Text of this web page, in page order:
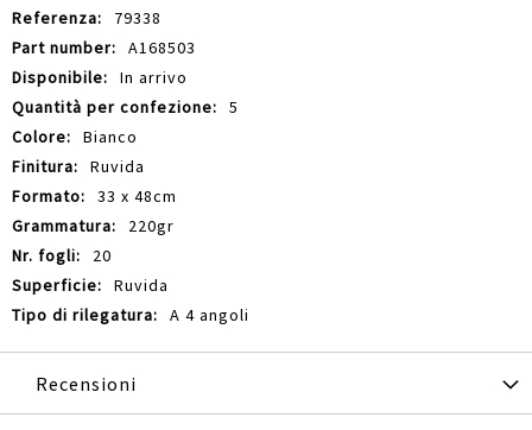
79338
A168503
In arrivo
5
Bianco
Ruvida
33 x 48cm
220gr
20
Ruvida
A 4 angoli
Recensioni